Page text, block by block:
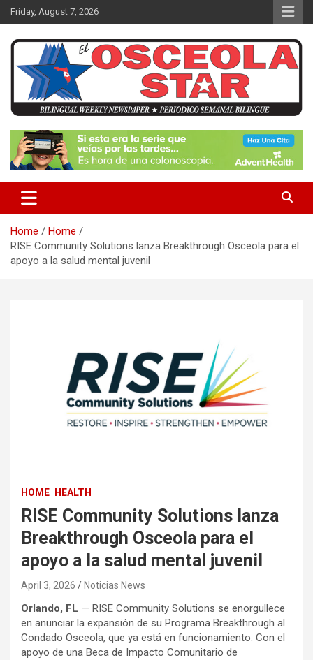
k
t
Friday, August 7, 2026
El Osceola Star
Home
Home
RISE Community Solutions lanza Breakthrough Osceola para el
apoyo a la salud mental juvenil
HOME HEALTH
RISE Community Solutions lanza
Breakthrough Osceola para el
apoyo a la salud mental juvenil
April 3, 2026 Noticias News
Orlando, FL — RISE Community Solutions se enorgullece
en anunciar la expansión de su Programa Breakthrough al
Condado Osceola, que ya está en funcionamiento. Con el
apoyo de una Beca de Impacto Comunitario de